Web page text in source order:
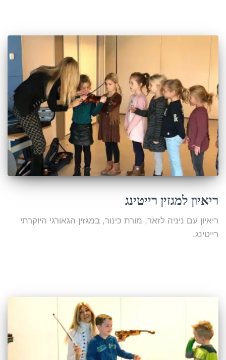
ריאיון למגזין רייטינג
ריאיון עם ניניה לזאר, מורת כינור, במגזין הגאורגי היוקרתי
רייטינג.